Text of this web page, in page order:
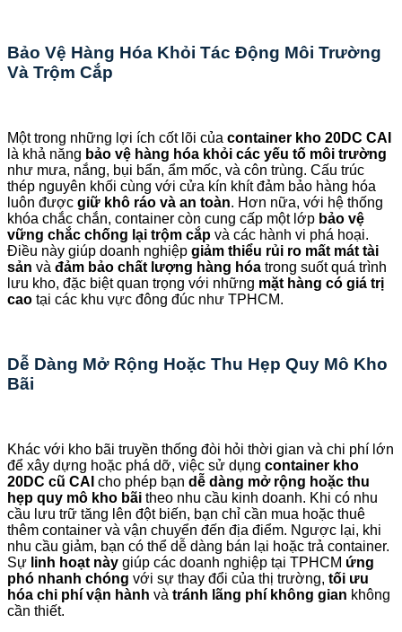
Bảo Vệ Hàng Hóa Khỏi Tác Động Môi Trường
Và Trộm Cắp
Một trong những lợi ích cốt lõi của container kho 20DC CAI
là khả năng bảo vệ hàng hóa khỏi các yếu tố môi trường
như mưa, nắng, bụi bẩn, ẩm mốc, và côn trùng. Cấu trúc
thép nguyên khối cùng với cửa kín khít đảm bảo hàng hóa
luôn được giữ khô ráo và an toàn. Hơn nữa, với hệ thống
khóa chắc chắn, container còn cung cấp một lớp bảo vệ
vững chắc chống lại trộm cắp và các hành vi phá hoại.
Điều này giúp doanh nghiệp giảm thiểu rủi ro mất mát tài
sản và đảm bảo chất lượng hàng hóa trong suốt quá trình
lưu kho, đặc biệt quan trọng với những mặt hàng có giá trị
cao tại các khu vực đông đúc như TPHCM.
Dễ Dàng Mở Rộng Hoặc Thu Hẹp Quy Mô Kho
Bãi
Khác với kho bãi truyền thống đòi hỏi thời gian và chi phí lớn
để xây dựng hoặc phá dỡ, việc sử dụng container kho
20DC cũ CAI cho phép bạn dễ dàng mở rộng hoặc thu
hẹp quy mô kho bãi theo nhu cầu kinh doanh. Khi có nhu
cầu lưu trữ tăng lên đột biến, bạn chỉ cần mua hoặc thuê
thêm container và vận chuyển đến địa điểm. Ngược lại, khi
nhu cầu giảm, bạn có thể dễ dàng bán lại hoặc trả container.
Sự linh hoạt này giúp các doanh nghiệp tại TPHCM ứng
phó nhanh chóng với sự thay đổi của thị trường, tối ưu
hóa chi phí vận hành và tránh lãng phí không gian không
cần thiết.